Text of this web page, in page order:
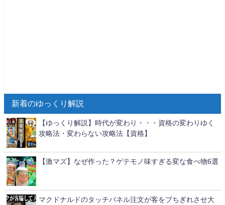
新着のゆっくり解説
【ゆっくり解説】時代が変わり・・・資格の変わりゆく
攻略法・変わらない攻略法【資格】
【激マズ】なぜ作った？ゲテモノ味すぎる変な食べ物6選
マクドナルドのタッチパネル注文が客をブちぎれさせ大